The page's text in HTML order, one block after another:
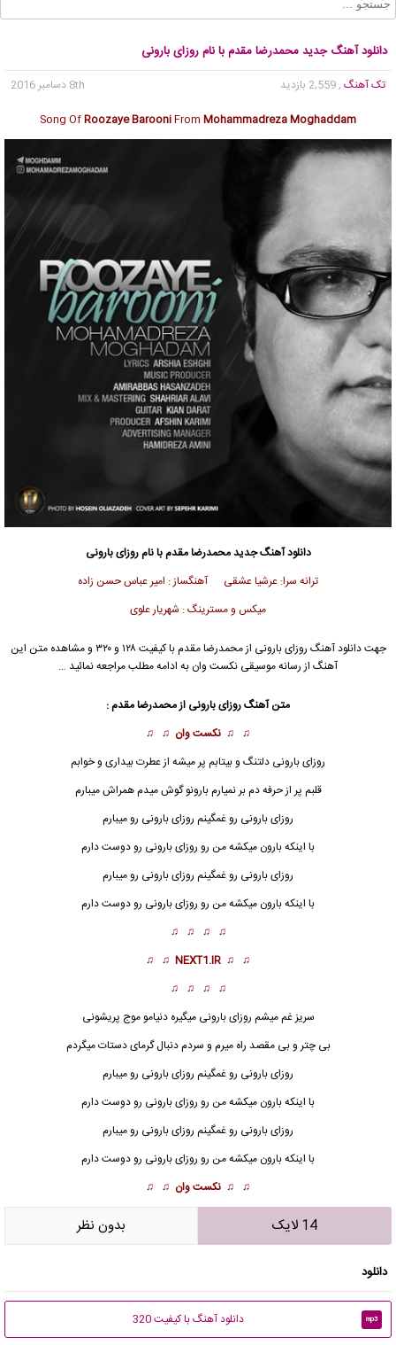
دانلود آهنگ جدید محمدرضا مقدم با نام روزای بارونی
تک آهنگ , 2,559 بازدید
8th دسامبر 2016
Song OfRoozaye BarooniFrom Mohammadreza Moghaddam
دانلود آهنگ جدیدمحمدرضا مقدمبا نام روزای بارونی
ترانه سرا: عرشیا عشقی آهنگساز : امیر عباس حسن زاده
میکس و مسترینگ : شهریار علوی
جهت دانلود آهنگ روزای بارونی ازمحمدرضا مقدم
با کیفیت ۱۲۸ و ۳۲۰ و مشاهده متن این
آهنگ از رسانه موسیقی نکست وان به ادامه مطلب مراجعه نمائید …
متن آهنگ روزای بارونی ازمحمدرضا مقدم:
♫ ♫ نکست وان ♫ ♫
روزای بارونی دلتنگ و بیتابم پر میشه از عطرت بیداری و خوابم
قلبم پر از حرفه دم بر نمیارم بارونو گوش میدم همراش میبارم
روزای بارونی رو غمگینم روزای بارونی رو میبارم
با اینکه بارون میکشه من رو روزای بارونی رو دوست دارم
روزای بارونی رو غمگینم روزای بارونی رو میبارم
با اینکه بارون میکشه من رو روزای بارونی رو دوست دارم
♫ ♫ ♫ ♫
♫ ♫
NEXT1.IR
♫ ♫
♫ ♫ ♫ ♫
سریز غم میشم روزای بارونی میگیره دنیامو موج پریشونی
بی چتر و بی مقصد راه میرم و سردم دنبال گرمای دستات میگردم
روزای بارونی رو غمگینم روزای بارونی رو میبارم
با اینکه بارون میکشه من رو روزای بارونی رو دوست دارم
روزای بارونی رو غمگینم روزای بارونی رو میبارم
با اینکه بارون میکشه من رو روزای بارونی رو دوست دارم
♫ ♫ نکست وان ♫ ♫
14 لایک بدون نظر
دانلود
mp3 دانلود آهنگ با کیفیت 320